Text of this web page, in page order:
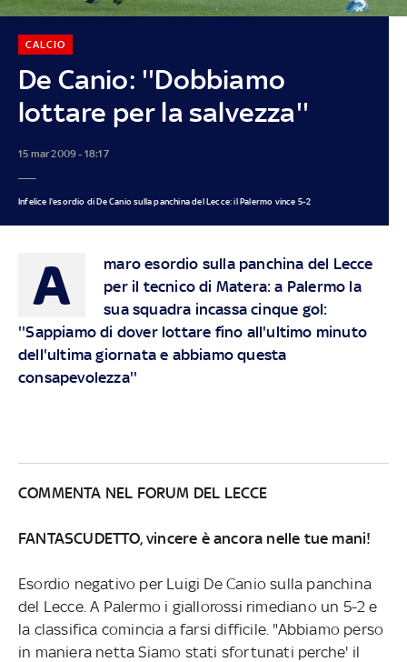
De Canio: ''Dobbiamo
lottare per la salvezza''
CALCIO
15 mar 2009 - 18:17
Infelice l'esordio di De Canio sulla panchina del Lecce: il Palermo vince 5-2
A
maro esordio sulla panchina del Lecce
per il tecnico di Matera: a Palermo la
sua squadra incassa cinque gol:
''Sappiamo di dover lottare fino all'ultimo minuto
dell'ultima giornata e abbiamo questa
consapevolezza''
COMMENTA NEL FORUM DEL LECCE
FANTASCUDETTO, vincere è ancora nelle tue mani!
Esordio negativo per Luigi De Canio sulla panchina
del Lecce. A Palermo i giallorossi rimediano un 5-2 e
la classifica comincia a farsi difficile. "Abbiamo perso
in maniera netta Siamo stati sfortunati perche' il